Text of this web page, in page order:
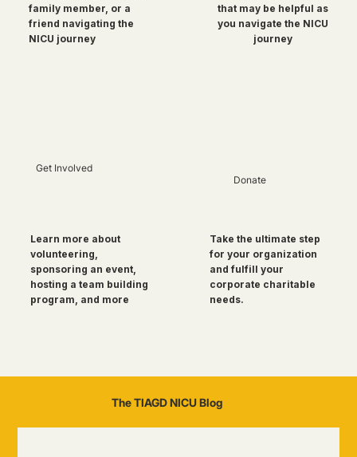
family member, or a
friend navigating the
NICU journey
that may be helpful as
you navigate the NICU
journey
Get Involved
Learn more about
volunteering,
sponsoring an event,
hosting a team building
program, and more
Donate
Take the ultimate step
for your organization
and fulfill your
corporate charitable
needs.
The TIAGD NICU Blog